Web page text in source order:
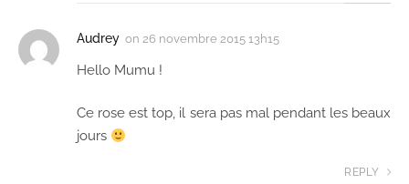
Audrey on 26 novembre 2015 13h15
Hello Mumu !
Ce rose est top, il sera pas mal pendant les beaux
jours
REPLY